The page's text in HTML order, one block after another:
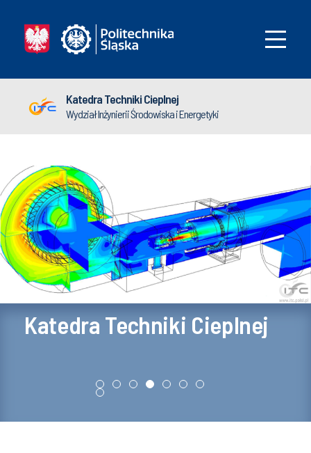
Katedra Techniki Cieplnej
Wydział Inżynierii Środowiska i Energetyki
Katedra Techniki Cieplnej